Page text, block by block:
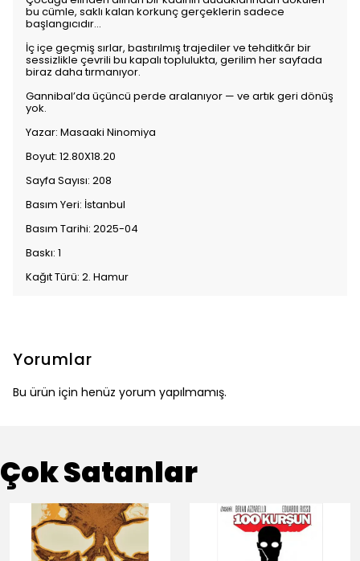
bu cümle, saklı kalan korkunç gerçeklerin sadece
başlangıcıdır...
İç içe geçmiş sırlar, bastırılmış trajediler ve tehditkâr bir
sessizlikle çevrili bu kapalı toplulukta, gerilim her sayfada
biraz daha tırmanıyor.
Gannibal’da üçüncü perde aralanıyor — ve artık geri dönüş
yok.
Yazar: Masaaki Ninomiya
Boyut: 12.80X18.20
Sayfa Sayısı: 208
Basım Yeri: İstanbul
Basım Tarihi: 2025-04
Baskı: 1
Kağıt Türü: 2. Hamur
Yorumlar
Bu ürün için henüz yorum yapılmamış.
Çok Satanlar